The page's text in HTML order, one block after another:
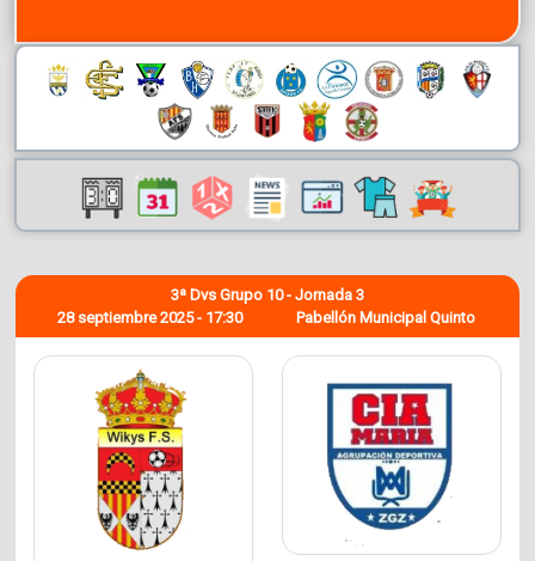
28 septiembre 2025 - 17:30
3ª Dvs Grupo 10 - Jornada 3
Pabellón Municipal Quinto